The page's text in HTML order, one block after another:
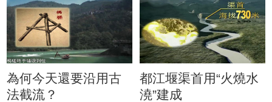
為何今天還要沿用古
法截流？
都江堰渠首用“火燒水
澆”建成